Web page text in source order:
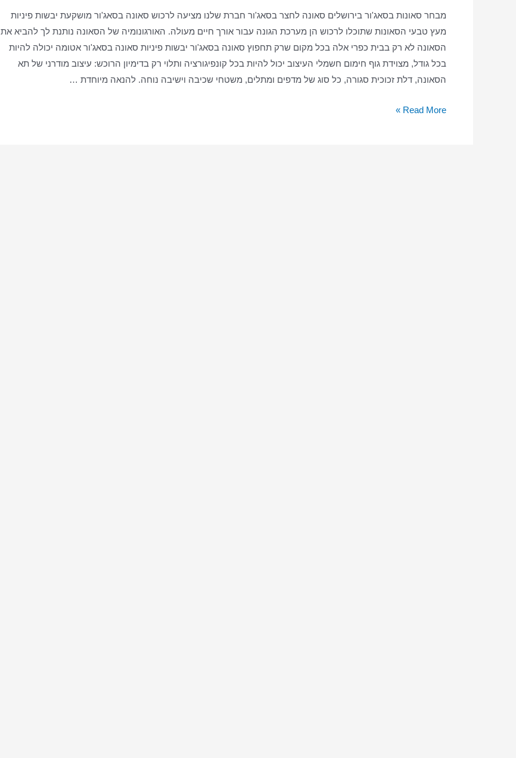
מבחר סאונות בסאג'ור בירושלים סאונה לחצר בסאג'ור חברת שלנו מציעה לרכוש סאונה בסאג'ור מושקעת יבשות פיניות
מעץ טבעי הסאונות שתוכלו לרכוש הן מערכת הגונה עבור אורך חיים מעולה. האורגונומיה של הסאונה נותנת לך להביא את
הסאונה לא רק בבית כפרי אלה בכל מקום שרק תחפוץ סאונה בסאג'ור יבשות פיניות סאונה בסאג'ור אטומה יכולה להיות
בכל גודל, מצוידת גוף חימום חשמלי העיצוב יכול להיות בכל קונפיגורציה ותלוי רק בדימיון הרוכש: עיצוב מודרני של תא
הסאונה, דלת זכוכית סגורה, כל סוג של מדפים ומתלים, משטחי שכיבה וישיבה נוחה. להנאה מיוחדת …
סאונה
Read More »